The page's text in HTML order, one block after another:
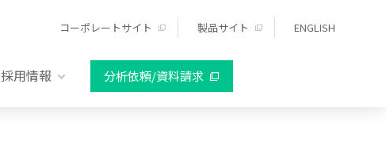
コーポレートサイト 製品サイト ENGLISH
採用情報 分析依頼/資料請求